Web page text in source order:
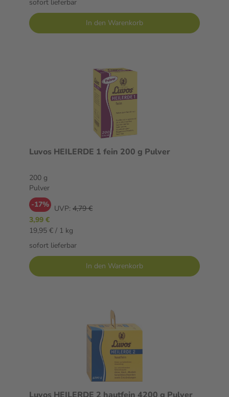
sofort lieferbar
In den Warenkorb
Luvos HEILERDE 1 fein 200 g Pulver
200 g
Pulver
-17% UVP: 4,79 €
3,99 €
19,95 € / 1 kg
sofort lieferbar
In den Warenkorb
Luvos HEILERDE 2 hautfein 4200 g Pulver